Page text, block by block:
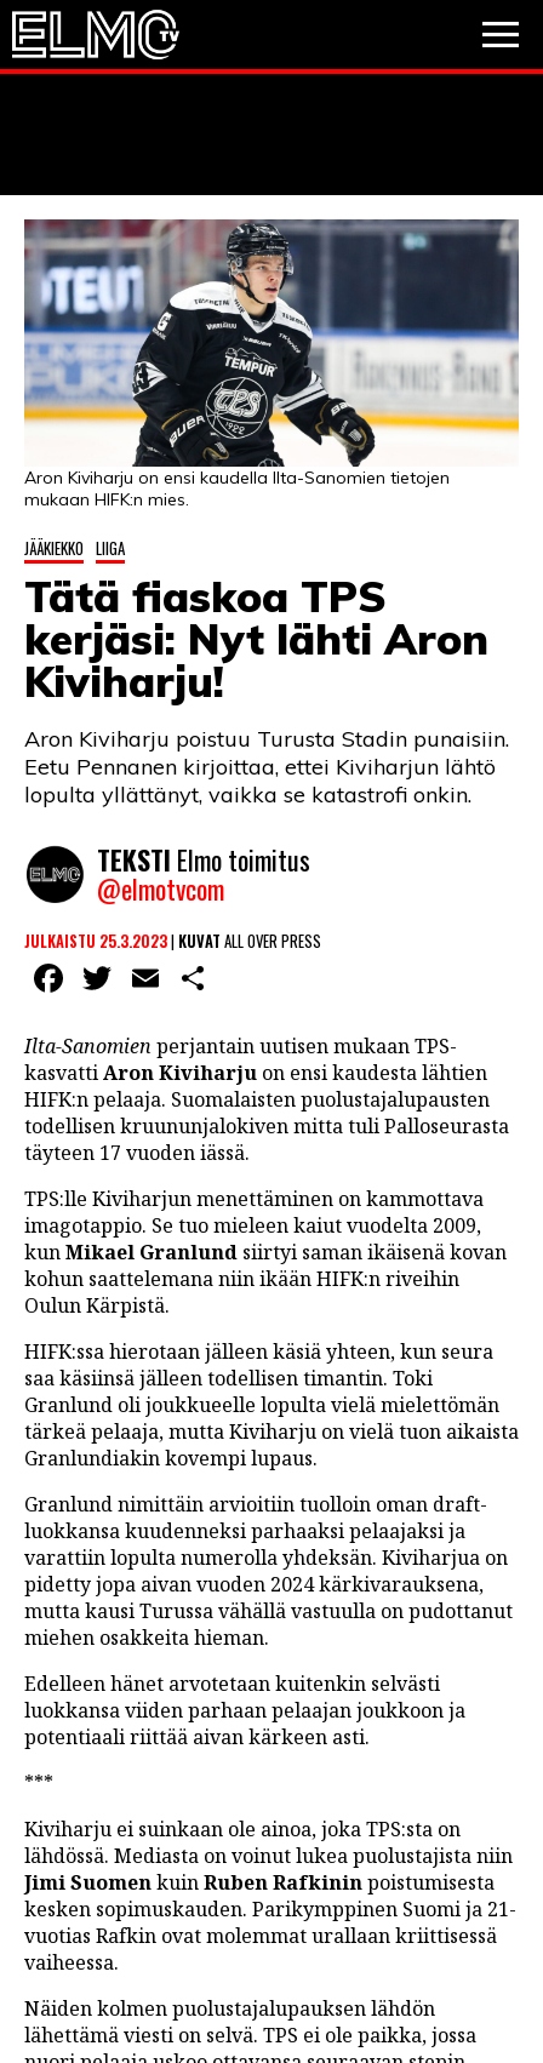
Aron Kiviharju on ensi kaudella Ilta-Sanomien tietojen
mukaan HIFK:n mies.
JÄÄKIEKKO LIIGA
Tätä fiaskoa TPS
kerjäsi: Nyt lähti Aron
Kiviharju!
Aron Kiviharju poistuu Turusta Stadin punaisiin.
Eetu Pennanen kirjoittaa, ettei Kiviharjun lähtö
lopulta yllättänyt, vaikka se katastrofi onkin.
TEKSTI Elmo toimitus
@elmotvcom
JULKAISTU 25.3.2023| KUVAT ALL OVER PRESS
Facebook
Twitter
Email
Ilta-Sanomien perjantain uutisen mukaan TPS-
kasvattiAron Kiviharju on ensi kaudesta lähtien
HIFK:n pelaaja. Suomalaisten puolustajalupausten
todellisen kruununjalokiven mitta tuli Palloseurasta
täyteen 17 vuoden iässä.
TPS:lle Kiviharjun menettäminen on kammottava
imagotappio. Se tuo mieleen kaiut vuodelta 2009,
kunMikael Granlund siirtyi saman ikäisenä kovan
kohun saattelemana niin ikään HIFK:n riveihin
Oulun Kärpistä.
HIFK:ssa hierotaan jälleen käsiä yhteen, kun seura
saa käsiinsä jälleen todellisen timantin. Toki
Granlund oli joukkueelle lopulta vielä mielettömän
tärkeä pelaaja, mutta Kiviharju on vielä tuon aikaista
Granlundiakin kovempi lupaus.
Granlund nimittäin arvioitiin tuolloin oman draft-
luokkansa kuudenneksi parhaaksi pelaajaksi ja
varattiin lopulta numerolla yhdeksän. Kiviharjua on
pidetty jopa aivan vuoden 2024 kärkivarauksena,
mutta kausi Turussa vähällä vastuulla on pudottanut
miehen osakkeita hieman.
Edelleen hänet arvotetaan kuitenkin selvästi
luokkansa viiden parhaan pelaajan joukkoon ja
potentiaali riittää aivan kärkeen asti.
***
Kiviharju ei suinkaan ole ainoa, joka TPS:sta on
lähdössä. Mediasta on voinut lukea puolustajista niin
Jimi SuomenkuinRuben Rafkininpoistumisesta
kesken sopimuskauden. Parikymppinen Suomi ja 21-
vuotias Rafkin ovat molemmat urallaan kriittisessä
vaiheessa.
Näiden kolmen puolustajalupauksen lähdön
lähettämä viesti on selvä. TPS ei ole paikka, jossa
PESÄPALLO
VIDEOT
PODCASTIT
JALKAPALLO
EM2021
Huuhkajat
Veikkausliiga
Valioliiga
Muut sarjat
JÄÄKIEKKO
PESÄPALLO
LINTU VAI KALA
46 DENTON ROAD
VIDEOT
KOLUMNIT